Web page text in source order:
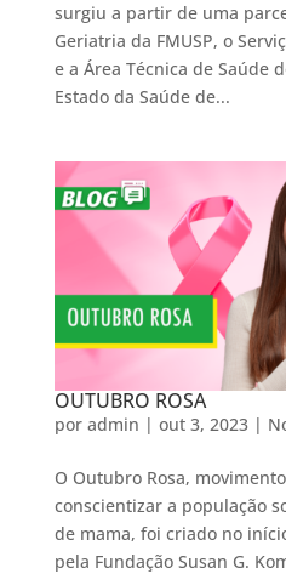
surgiu a partir de uma
Geriatria da FMUSP, o
e a Área Técnica de Saúde
Estado da Saúde de...
OUTUBRO ROSA
por admin | out 3, 2023|
O Outubro Rosa,
conscientizar a população
de mama, foi criado no
pela Fundação Susan G.